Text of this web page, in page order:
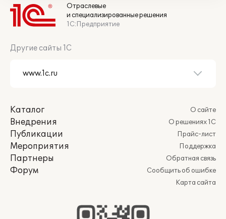
Отраслевые
и специализированные решения
1С:Предприятие
Другие сайты 1С
Каталог
Внедрения
Публикации
Мероприятия
Партнеры
Форум
О сайте
О решениях 1С
Прайс-лист
Поддержка
Обратная связь
Сообщить об ошибке
Карта сайта